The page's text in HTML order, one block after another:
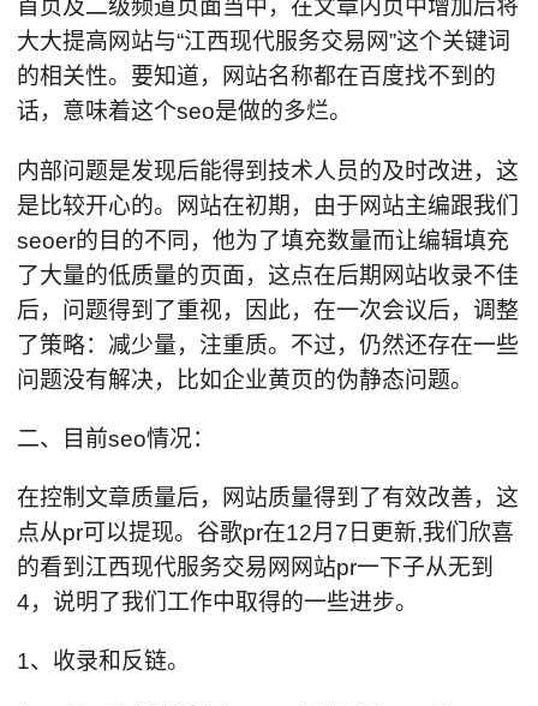
首页及二级频道页面当中，在文章内页中增加后将
大大提高网站与“江西现代服务交易网”这个关键词
的相关性。要知道，网站名称都在百度找不到的
话，意味着这个seo是做的多烂。
内部问题是发现后能得到技术人员的及时改进，这
是比较开心的。网站在初期，由于网站主编跟我们
seoer的目的不同，他为了填充数量而让编辑填充
了大量的低质量的页面，这点在后期网站收录不佳
后，问题得到了重视，因此，在一次会议后，调整
了策略：减少量，注重质。不过，仍然还存在一些
问题没有解决，比如企业黄页的伪静态问题。
二、目前seo情况：
在控制文章质量后，网站质量得到了有效改善，这
点从pr可以提现。谷歌pr在12月7日更新,我们欣喜
的看到江西现代服务交易网网站pr一下子从无到
4，说明了我们工作中取得的一些进步。
1、收录和反链。